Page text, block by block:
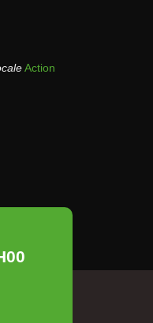
Action